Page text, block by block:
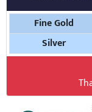
Fine Gold
Silver